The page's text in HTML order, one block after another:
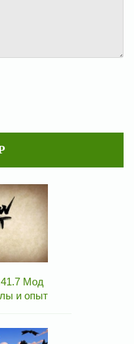
Мод
и опыт